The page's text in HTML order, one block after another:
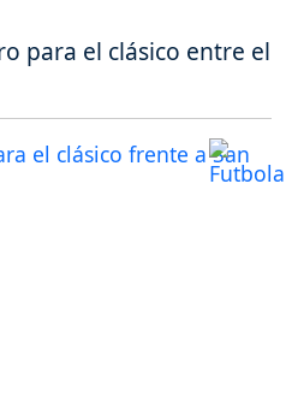
para el clásico entre el